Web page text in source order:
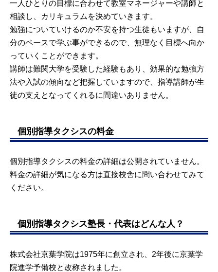
一人ひとりの目標に合わせて教室マネージャーや講師と
相談し、カリキュラムを決めていきます。
勉強についていけるのか不安を持つ生徒もいますが、自
分のペースで学ぶ事ができるので、無理なく目標へ向か
っていくことができます。
講師は難関大学を受験した経験もあり、効果的な勉強方
法や入試の傾向など把握していますので、指導講師が生
徒の支えとなってくれるに間違いありません。
個別指導タクシスの料金
個別指導タクシスの料金の詳細は公開されていません。
料金の詳細が気になる方は直接校舎に問い合わせてみて
ください。
個別指導タクシス塾長・代表はどんな人？
株式会社京葉学院は1975年に創立され、2年後に京葉学
院進学予備校と改称されました。